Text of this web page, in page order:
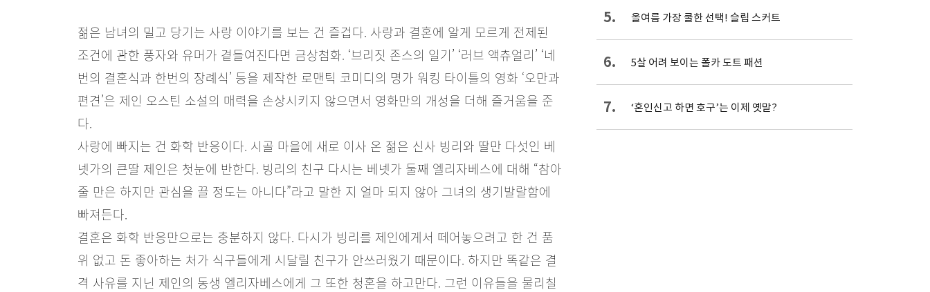
젊은 남녀의 밀고 당기는 사랑 이야기를 보는 건 즐겁다. 사랑과 결혼에 알게 모르게 전제된
조건에 관한 풍자와 유머가 곁들여진다면 금상첨화. ‘브리짓 존스의 일기’ ‘러브 액츄얼리’ ‘네
번의 결혼식과 한번의 장례식’ 등을 제작한 로맨틱 코미디의 명가 워킹 타이틀의 영화 ‘오만과
편견’은 제인 오스틴 소설의 매력을 손상시키지 않으면서 영화만의 개성을 더해 즐거움을 준
다.
사랑에 빠지는 건 화학 반응이다. 시골 마을에 새로 이사 온 젊은 신사 빙리와 딸만 다섯인 베
넷가의 큰딸 제인은 첫눈에 반한다. 빙리의 친구 다시는 베넷가 둘째 엘리자베스에 대해 “참아
줄 만은 하지만 관심을 끌 정도는 아니다”라고 말한 지 얼마 되지 않아 그녀의 생기발랄함에
빠져든다.
결혼은 화학 반응만으로는 충분하지 않다. 다시가 빙리를 제인에게서 떼어놓으려고 한 건 품
위 없고 돈 좋아하는 처가 식구들에게 시달릴 친구가 안쓰러웠기 때문이다. 하지만 똑같은 결
격 사유를 지닌 제인의 동생 엘리자베스에게 그 또한 청혼을 하고만다. 그런 이유들을 물리칠
5. 올여름 가장 쿨한 선택! 슬립 스커트
6. 5살 어려 보이는 폴카 도트 패션
7. ‘혼인신고 하면 호구’는 이제 옛말?